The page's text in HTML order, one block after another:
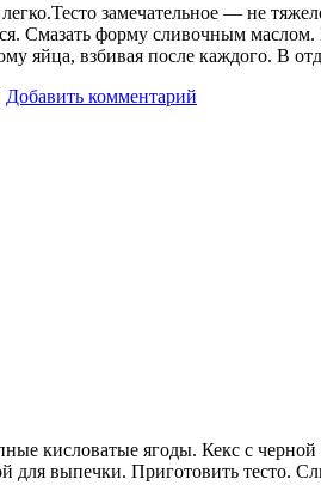
замечательное — не
Смазать форму сливочным
яйца, взбивая после каждого. В
Добавить комментарий
кисловатые ягоды. Кекс с
для выпечки. Приготовить